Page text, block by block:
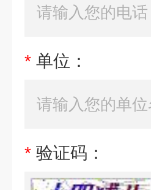
* 单位：
* 验证码：